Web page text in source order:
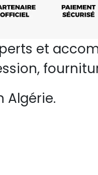
et
Algérie.